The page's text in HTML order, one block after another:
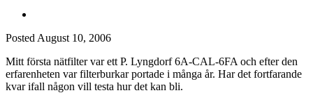
Posted August 10, 2006
Mitt första nätfilter var ett P. Lyngdorf 6A-CAL-6FA och efter den
erfarenheten var filterburkar portade i många år. Har det fortfarande
kvar ifall någon vill testa hur det kan bli.